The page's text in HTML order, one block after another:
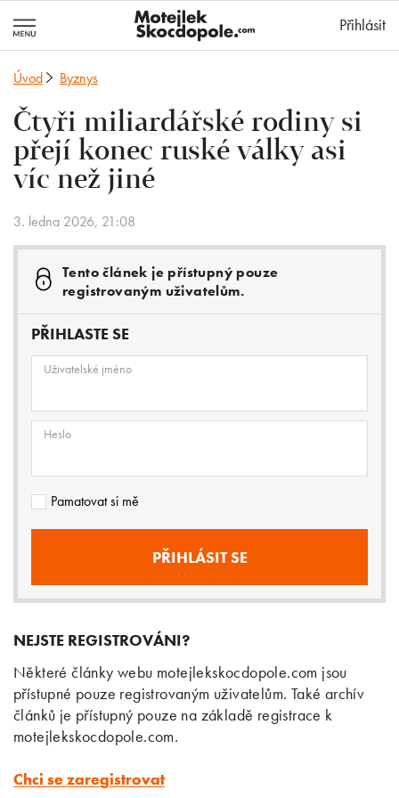
Přihlásit
Úvod Byznys
Čtyři miliardářské rodiny si
přejí konec ruské války asi
víc než jiné
3. ledna 2026, 21:08
Tento článek je přístupný pouze
registrovaným uživatelům.
PŘIHLASTE SE
Uživatelské jméno
Heslo
Pamatovat si mě
NEJSTE REGISTROVÁNI?
Některé články webu motejlekskocdopole.com jsou
přístupné pouze registrovaným uživatelům. Také archív
článků je přístupný pouze na základě registrace k
motejlekskocdopole.com.
Chci se zaregistrovat